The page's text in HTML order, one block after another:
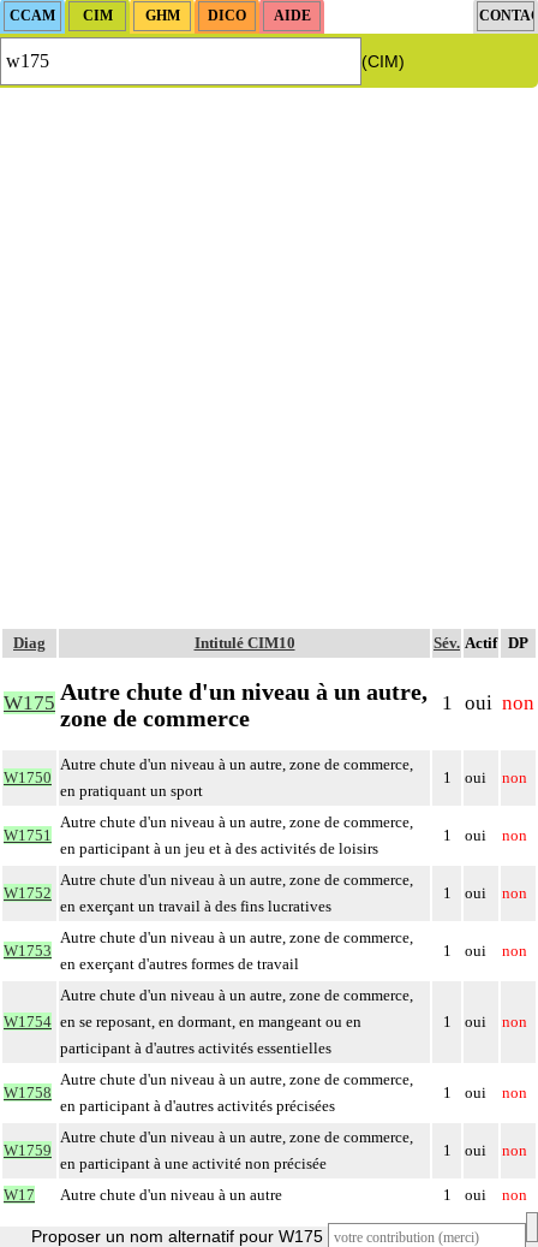
(CIM)
Diag Intitulé CIM10 Sév. Actif DP
W175 Autre chute d'un niveau à un autre,
zone de commerce
1 oui non
W1750
Autre chute d'un niveau à un autre, zone de commerce,
en pratiquant un sport
1 oui non
W1751
Autre chute d'un niveau à un autre, zone de commerce,
en participant à un jeu et à des activités de loisirs
1 oui non
W1752
Autre chute d'un niveau à un autre, zone de commerce,
en exerçant un travail à des fins lucratives
1 oui non
W1753
Autre chute d'un niveau à un autre, zone de commerce,
en exerçant d'autres formes de travail
1 oui non
W1754
Autre chute d'un niveau à un autre, zone de commerce,
en se reposant, en dormant, en mangeant ou en
participant à d'autres activités essentielles
1 oui non
W1758
Autre chute d'un niveau à un autre, zone de commerce,
en participant à d'autres activités précisées
1 oui non
W1759
Autre chute d'un niveau à un autre, zone de commerce,
en participant à une activité non précisée
1 oui non
W17 Autre chute d'un niveau à un autre 1 oui non
Proposer un nom alternatif pour W175